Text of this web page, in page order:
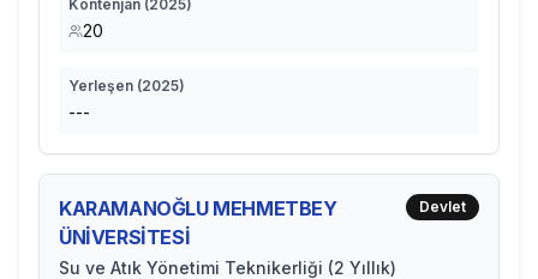
Kontenjan (2025)
20
Yerleşen (2025)
---
KARAMANOĞLU MEHMETBEY
ÜNİVERSİTESİ
Su ve Atık Yönetimi Teknikerliği (2 Yıllık)
Devlet